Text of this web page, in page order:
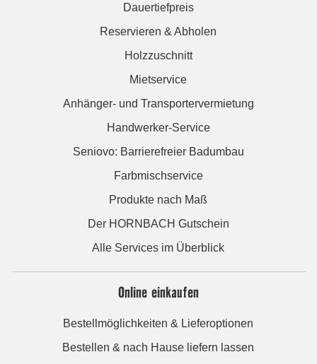
Dauertiefpreis
Reservieren & Abholen
Holzzuschnitt
Mietservice
Anhänger- und Transportervermietung
Handwerker-Service
Seniovo: Barrierefreier Badumbau
Farbmischservice
Produkte nach Maß
Der HORNBACH Gutschein
Alle Services im Überblick
Online einkaufen
Bestellmöglichkeiten & Lieferoptionen
Bestellen & nach Hause liefern lassen